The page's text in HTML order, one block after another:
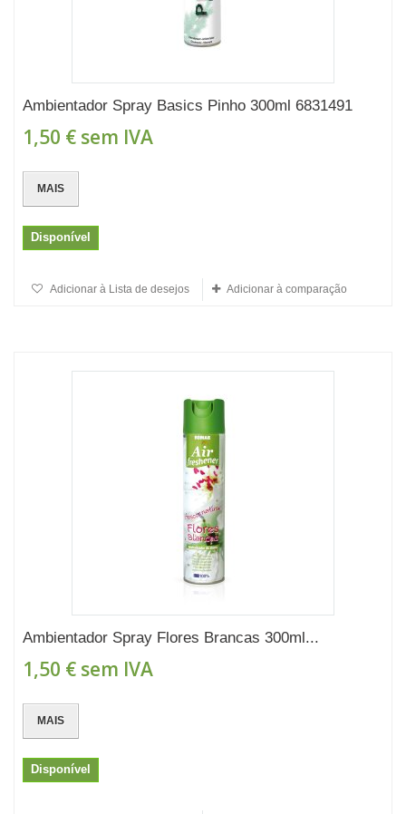
Ambientador Spray Basics Pinho 300ml 6831491
1,50 € sem IVA
MAIS
Disponível
Adicionar à Lista de desejos Adicionar à comparação
Ambientador Spray Flores Brancas 300ml...
1,50 € sem IVA
MAIS
Disponível